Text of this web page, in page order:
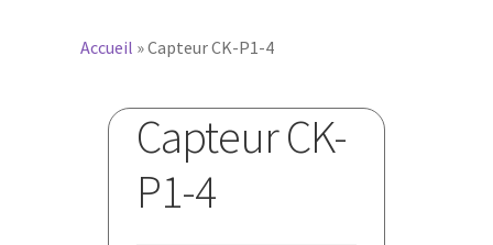
Accueil »Capteur CK-P1-4
Capteur CK-
P1-4